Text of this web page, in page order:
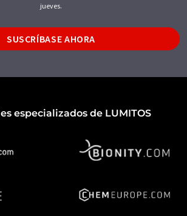
jueves.
SUSCRÍBASE AHORA
especializados de LUMITOS